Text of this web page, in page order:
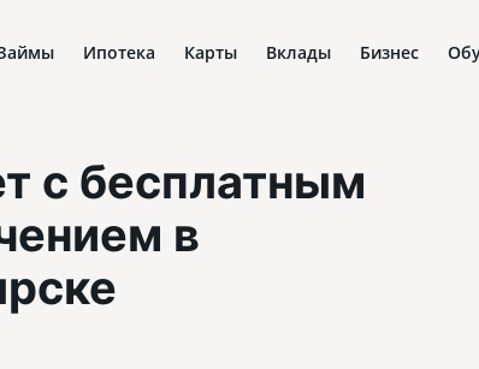
Ипотека Карты Вклады Бизнес
с бесплатным
в